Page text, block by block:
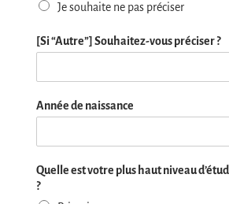
Je souhaite ne pas préciser
[Si “Autre”] Souhaitez-vous préciser ?
Année de naissance
Quelle est votre plus haut niveau
?